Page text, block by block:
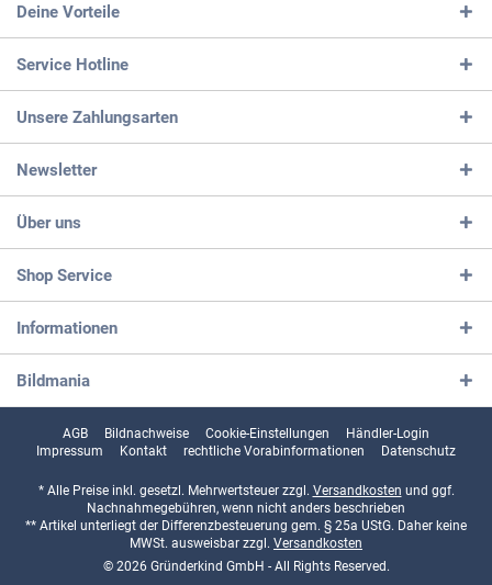
Deine Vorteile
Service Hotline
Unsere Zahlungsarten
Newsletter
Über uns
Shop Service
Informationen
Bildmania
AGB Bildnachweise Cookie-Einstellungen
Händler-Login
Impressum
Kontakt rechtliche Vorabinformationen Datenschutz
* Alle Preise inkl. gesetzl. Mehrwertsteuer zzgl. Versandkosten und ggf.
Nachnahmegebühren, wenn nicht anders beschrieben
** Artikel unterliegt der Differenzbesteuerung gem. § 25a UStG. Daher keine
MWSt. ausweisbar zzgl. Versandkosten
© 2026 Gründerkind GmbH - All Rights Reserved.